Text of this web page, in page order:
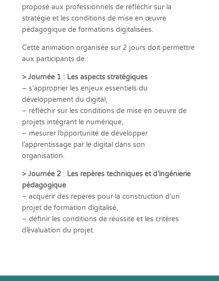
proposé aux professionnels de réfléchir sur la
stratégie et les conditions de mise en œuvre
pédagogique de formations digitalisées.
Cette animation organisée sur 2 jours doit permettre
aux participants de :
> Journée 1 : Les aspects stratégiques
– s’approprier les enjeux essentiels du
développement du digital,
– réfléchir sur les conditions de mise en oeuvre de
projets intégrant le numérique,
– mesurer l’opportunité de développer
l’apprentissage par le digital dans son
organisation.
> Journée 2: Les repères techniques et d’ingénierie
pédagogique
– acquérir des repères pour la construction d’un
projet de formation digitalisé,
– définir les conditions de réussite et les critères
d’évaluation du projet.